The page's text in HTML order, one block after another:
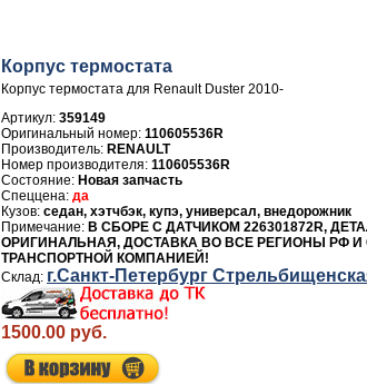
Корпус термостата
Корпус термостата для Renault Duster 2010-
Артикул: 359149
110605536R
Производитель: RENAULT
Номер производителя: 110605536R
Новая запчасть
да
седан, хэтчбэк, купэ, универсал, внедорожник
В СБОРЕ С ДАТЧИКОМ 226301872R,
ОРИГИНАЛЬНАЯ, ДОСТАВКА ВО ВСЕ РЕГИОНЫ РФ И
ТРАНСПОРТНОЙ КОМПАНИЕЙ!
г.Санкт-Петербург
1500.00 руб.